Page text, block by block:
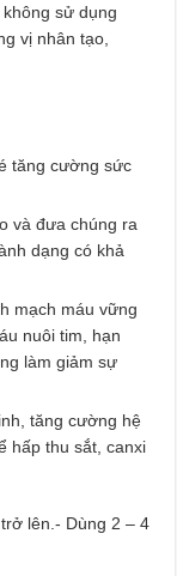
sử dụng
vị nhân tạo,
tăng cường sức
và đưa chúng ra
dạng có khả
mạch máu vững
nuôi tim, hạn
làm giảm sự
tăng cường hệ
hấp thu sắt, canxi
lên.- Dùng 2 – 4